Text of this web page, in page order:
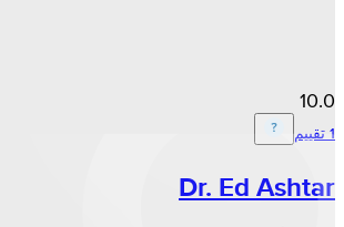
10.0
Dr. Ed Ashtar